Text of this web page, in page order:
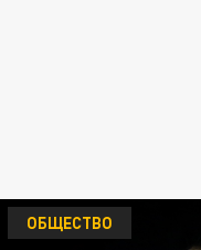
ОБЩЕСТВО